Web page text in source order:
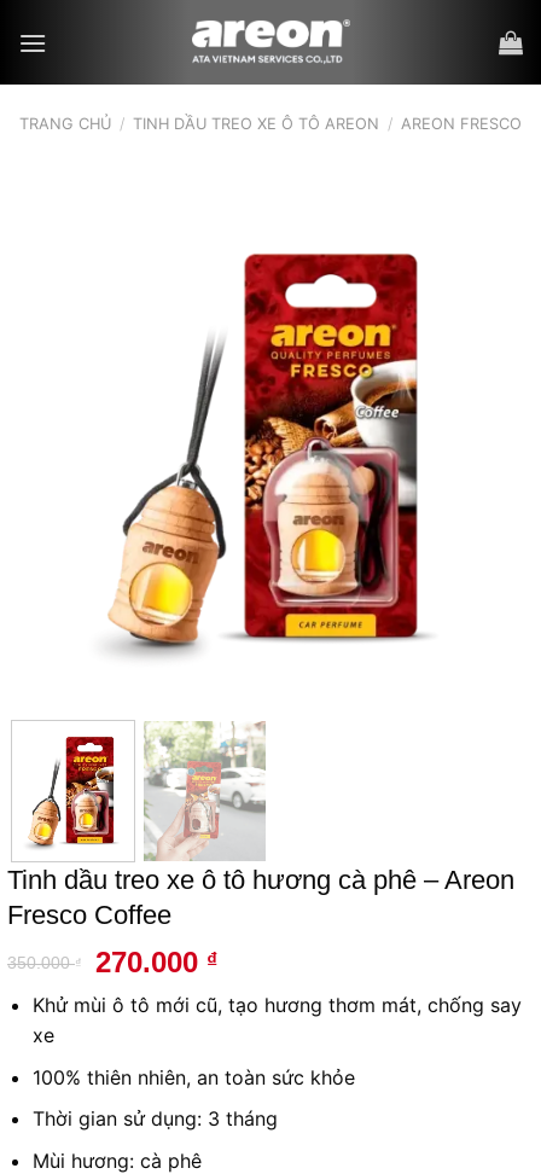
qua
TRANG CHỦ / TINH DẦU TREO XE Ô TÔ AREON / AREON FRESCO
Tinh dầu treo xe ô tô hương cà phê – Areon
Fresco Coffee
350.000₫
Giá
gốc
là:
270.000 ₫
hiện
tại
270.000 ₫.
Khử mùi ô tô mới cũ, tạo hương thơm mát, chống say
xe
100% thiên nhiên, an toàn sức khỏe
Thời gian sử dụng: 3 tháng
Mùi hương: cà phê